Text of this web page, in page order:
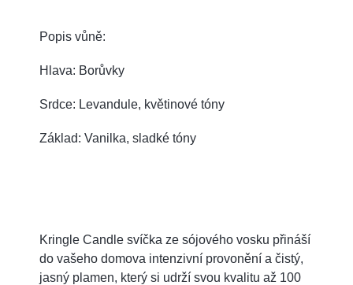
Popis vůně:
Hlava: Borůvky
Srdce: Levandule, květinové tóny
Základ: Vanilka, sladké tóny
Kringle Candle svíčka ze sójového vosku přináší
do vašeho domova intenzivní provonění a čistý,
jasný plamen, který si udrží svou kvalitu až 100